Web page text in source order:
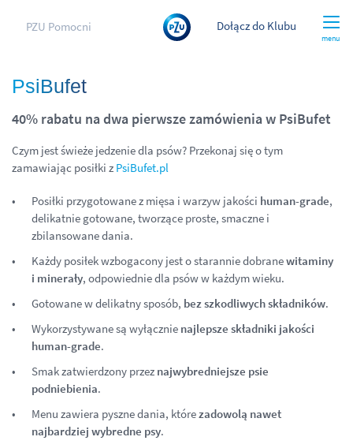
menu
PZU Pomocni Dołącz do Klubu
PsiBufet
40% rabatu na dwa pierwsze zamówienia w PsiBufet
Czym jest świeże jedzenie dla psów? Przekonaj się o tym
zamawiając posiłki z PsiBufet.pl
Posiłki przygotowane z mięsa i warzyw jakości human-grade,
delikatnie gotowane, tworzące proste, smaczne i
zbilansowane dania.
Każdy posiłek wzbogacony jest o starannie dobranewitaminy
i minerały, odpowiednie dla psów w każdym wieku.
Gotowane w delikatny sposób, bez szkodliwych składników.
Wykorzystywane są wyłącznie najlepsze składniki jakości
human-grade.
Smak zatwierdzony przez najwybredniejsze psie
podniebienia.
Menu zawiera pyszne dania, którezadowolą nawet
najbardziej wybredne psy.